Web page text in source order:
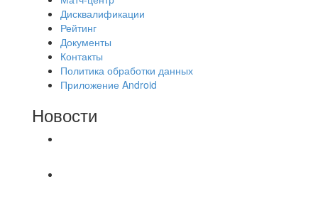
Дисквалификации
Рейтинг
Документы
Контакты
Политика обработки данных
Приложение Android
Новости